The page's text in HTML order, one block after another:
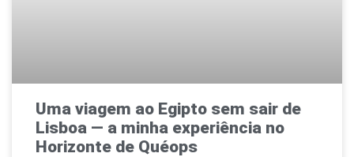
Uma viagem ao Egipto sem sair de
Lisboa — a minha experiência no
Horizonte de Quéops